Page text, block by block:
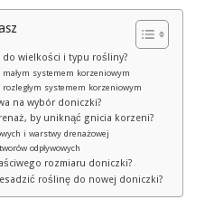
wielkości i typu rośliny?
systemem korzeniowym
systemem korzeniowym
na wybór doniczki?
by uniknąć gnicia korzeni?
i warstwy drenażowej
odpływowych
rozmiaru doniczki?
roślinę do nowej doniczki?